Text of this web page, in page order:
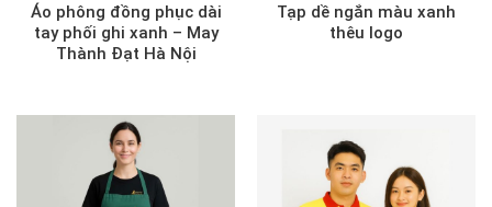
Áo phông đồng phục dài
tay phối ghi xanh – May
Thành Đạt Hà Nội
Tạp dề ngắn màu xanh
thêu logo